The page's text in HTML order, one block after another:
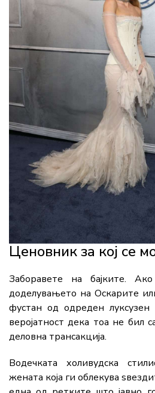
Ценовник за кој се
Заборавете на бајките.
доделувањето на Оскарите
фустан од одреден луксузен
веројатност дека тоа не бил
деловна трансакција.
Водечката холивудска
жената која ги облекува